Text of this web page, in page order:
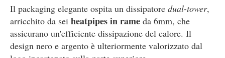
Il packaging elegante ospita un dissipatore dual-tower,
arricchito da sei heatpipes in rame da 6mm, che
assicurano un'efficiente dissipazione del calore. Il
design nero e argento è ulteriormente valorizzato dal